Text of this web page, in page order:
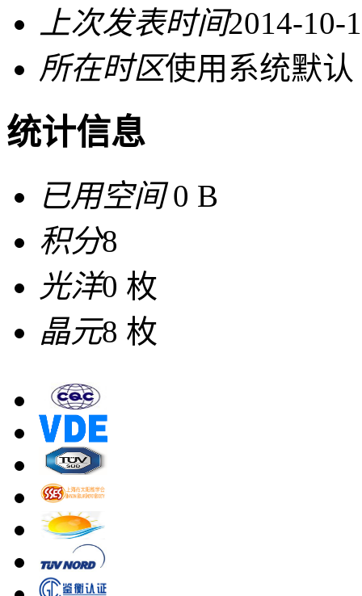
上次发表时间2014-10-
所在时区使用系统默认
统计信息
已用空间0 B
积分8
光洋0 枚
晶元8 枚